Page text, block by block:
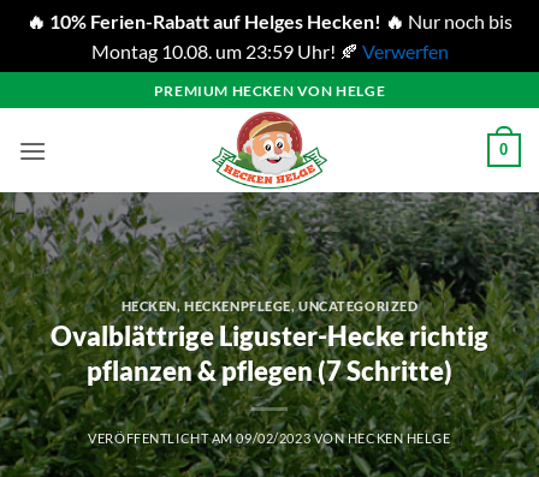
🔥 10% Ferien-Rabatt auf Helges Hecken! 🔥 Nur noch bis
Montag 10.08. um 23:59 Uhr! 🍂 Verwerfen
Inhalt
springen
PREMIUM HECKEN VON HELGE
0
HECKEN,HECKENPFLEGE,UNCATEGORIZED
Ovalblättrige Liguster-Hecke richtig
pflanzen & pflegen (7 Schritte)
VERÖFFENTLICHT AM09/02/2023VONHECKEN HELGE